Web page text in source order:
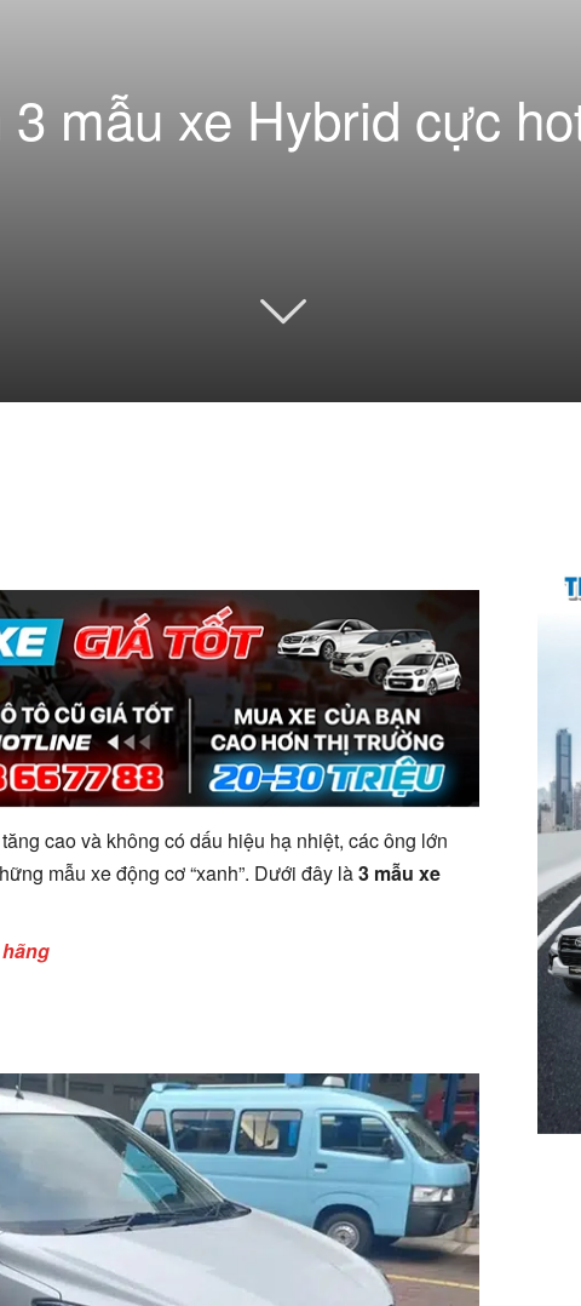
mẫu xe Hybrid cực
cao và không có dấu hiệu hạ nhiệt, các ông lớn
mẫu xe động cơ “xanh”. Dưới đây là3 mẫu xe